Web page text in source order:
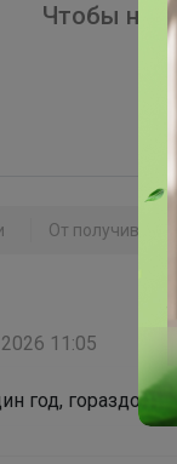
Чтобы
От получивших
11:05
год, гораздо